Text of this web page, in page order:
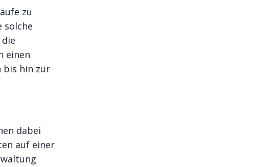
zu
solche
einen
bis hin zur
dabei
auf einer